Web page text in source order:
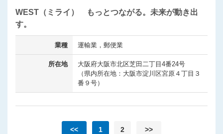
WEST（ミライ） もっとつながる。未来が動き出
す。
業種 運輸業，郵便業
所在地
大阪府大阪市北区芝田二丁目4番24号
（県内所在地：大阪市淀川区宮原４丁目３
番９号）
<< 1 2 >>